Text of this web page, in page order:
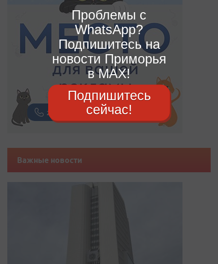
Важные новости
Проблемы с
WhatsApp?
Подпишитесь на
новости Приморья
в MAX!
Подпишитесь
сейчас!